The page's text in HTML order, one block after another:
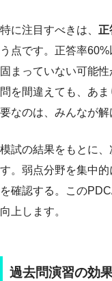
特に注目すべきは、 正
う点です。正答率
固まっていない可能
問を間違えても、あ
要なのは、みんなが解
模試の結果をもとに
す。弱点分野を集中
を確認する。この
向上します。
過去問演習の効